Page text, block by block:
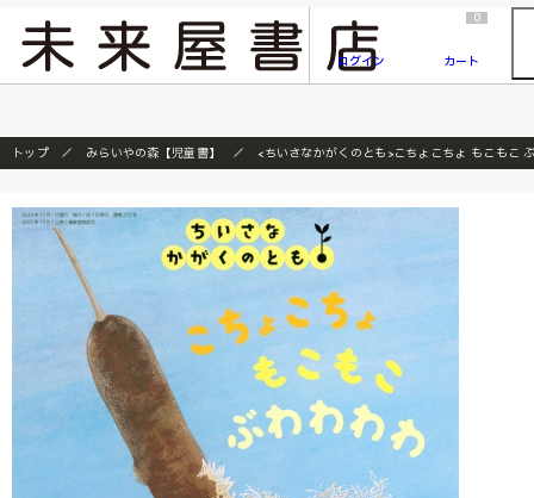
『ONE PIECE magazine 021 ONE PIECEカード付き同梱版』発売延期のご案内
ログイン
0
カート
トップ みらいやの森【児童書】 <ちいさなかがくのとも>こちょこちょ もこもこ